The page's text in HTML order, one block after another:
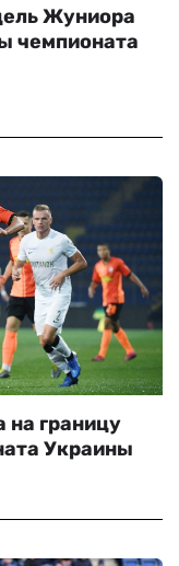
Жуниора
чемпионата
на границу
Украины